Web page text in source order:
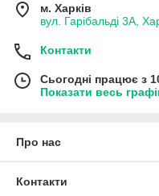
м. Харків
вул. Гарібальді 3А,
Контакти
Сьогодні працює з
Показати весь
Про нас
Контакти